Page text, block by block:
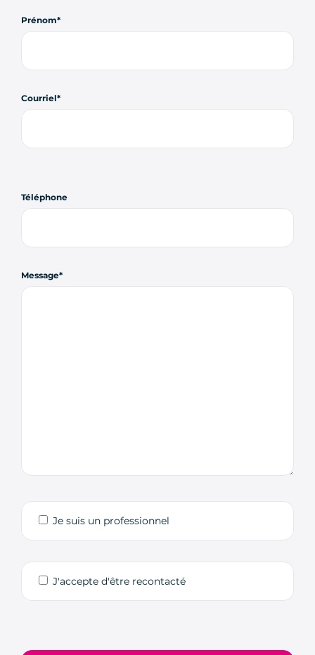
Prénom
Courriel
Téléphone
Message
Je suis un professionnel
J'accepte d'être recontacté